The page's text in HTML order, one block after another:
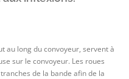
au long du convoyeur, servent à
sur le convoyeur. Les roues
de la bande afin de la